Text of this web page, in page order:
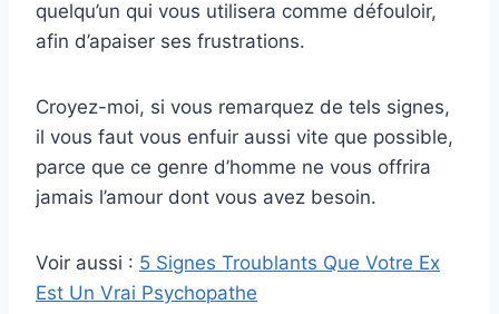
quelqu’un qui vous utilisera comme défouloir,
afin d’apaiser ses frustrations.
Croyez-moi, si vous remarquez de tels signes,
il vous faut vous enfuir aussi vite que possible,
parce que ce genre d’homme ne vous offrira
jamais l’amour dont vous avez besoin.
Voir aussi : 5 Signes Troublants Que Votre Ex
Est Un Vrai Psychopathe